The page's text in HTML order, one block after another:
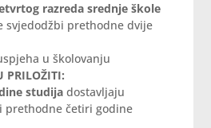
razreda srednje škole
svjedodžbi prethodne dvije
u školovanju
PRILOŽITI:
studija dostavljaju
prethodne četiri godine